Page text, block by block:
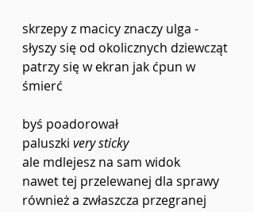
skrzepy z macicy znaczy ulga -
słyszy się od okolicznych dziewcząt
patrzy się w ekran jak ćpun w
śmierć
byś poadorował
paluszki very sticky
ale mdlejesz na sam widok
nawet tej przelewanej dla sprawy
również a zwłaszcza przegranej